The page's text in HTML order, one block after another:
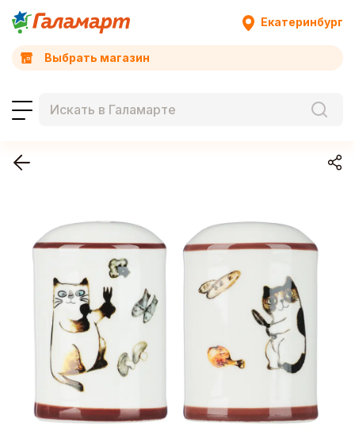
Екатеринбург
Выбрать магазин